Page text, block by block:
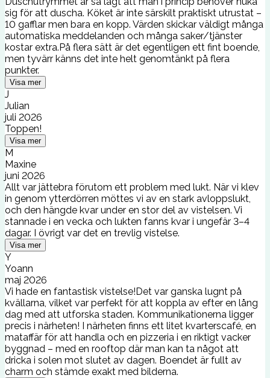
sig för att duscha. Köket är inte särskilt praktiskt utrustat –
10 gafflar men bara en kopp. Värden skickar väldigt många
automatiska meddelanden och många saker/tjänster
kostar extra.På flera sätt är det egentligen ett fint boende,
men tyvärr känns det inte helt genomtänkt på flera
punkter.
Visa mer
J
Julian
juli 2026
Toppen!
Visa mer
M
Maxine
juni 2026
Allt var jättebra förutom ett problem med lukt. När vi klev
in genom ytterdörren möttes vi av en stark avloppslukt,
och den hängde kvar under en stor del av vistelsen. Vi
stannade i en vecka och lukten fanns kvar i ungefär 3–4
dagar. I övrigt var det en trevlig vistelse.
Visa mer
Y
Yoann
maj 2026
Vi hade en fantastisk vistelse!Det var ganska lugnt på
kvällarna, vilket var perfekt för att koppla av efter en lång
dag med att utforska staden. Kommunikationerna ligger
precis i närheten! I närheten finns ett litet kvarterscafé, en
mataffär för att handla och en pizzeria i en riktigt vacker
byggnad – med en rooftop där man kan ta något att
dricka i solen mot slutet av dagen. Boendet är fullt av
charm och stämde exakt med bilderna.